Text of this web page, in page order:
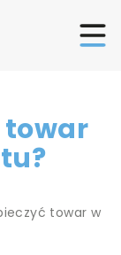
towar
towar w